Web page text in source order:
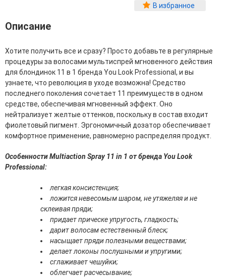
Для Лица
Ампулы для лица
Бальзамы для лица
Гели для лица
Защита от солнца для лица
Карбокситерапия
Кремы для лица
Лосьоны, тоники и мисты для лица
Маски для лица
Масла для лица
Молочко и сливки для лица
Наборы для ухода за лицом
Скрабы, пилинги и гоммажи для лица
Спреи для лица
Средства для умывания
Сыворотки, эликсиры, эмульсии, концентраты и
эссенции для лица
Уход для губ
Уход для кожи вокруг глаз
Флюиды для лица
В избранное
Описание
Хотите получить все и сразу? Просто добавьте в регулярные
процедуры за волосами мультиспрей мгновенного действия
для блондинок 11 в 1 бренда You Look Professional, и вы
узнаете, что революция в уходе возможна! Средство
последнего поколения сочетает 11 преимуществ в одном
средстве, обеспечивая мгновенный эффект. Оно
нейтрализует желтые оттенков, поскольку в состав входит
фиолетовый пигмент. Эргономичный дозатор обеспечивает
комфортное применение, равномерно распределяя продукт.
Особенности Multiaction Spray 11 in 1 от бренда You Look
Professional:
легкая консистенция;
ложится невесомым шаром, не утяжеляя и не
склеивая пряди;
придает прическе упругость, гладкость;
дарит волосам естественный блеск;
насыщает пряди полезными веществами;
делает локоны послушными и упругими;
сглаживает чешуйки;
облегчает расчесывание;